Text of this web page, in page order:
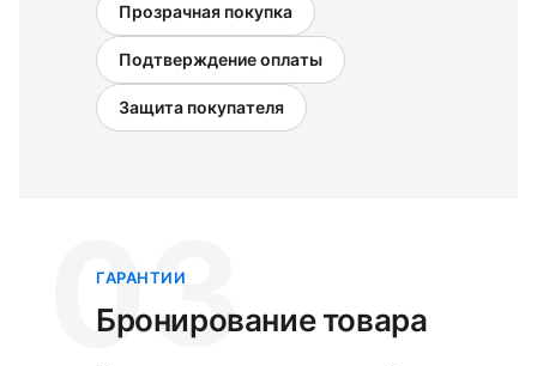
Прозрачная покупка
Подтверждение оплаты
Защита покупателя
03
ГАРАНТИИ
Бронирование товара